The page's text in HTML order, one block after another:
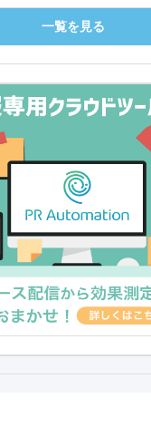
一覧を見る